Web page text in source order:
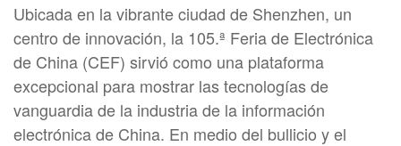
Ubicada en la vibrante ciudad de Shenzhen, un
centro de innovación, la 105.ª Feria de Electrónica
de China (CEF) sirvió como una plataforma
excepcional para mostrar las tecnologías de
vanguardia de la industria de la información
electrónica de China. En medio del bullicio y el